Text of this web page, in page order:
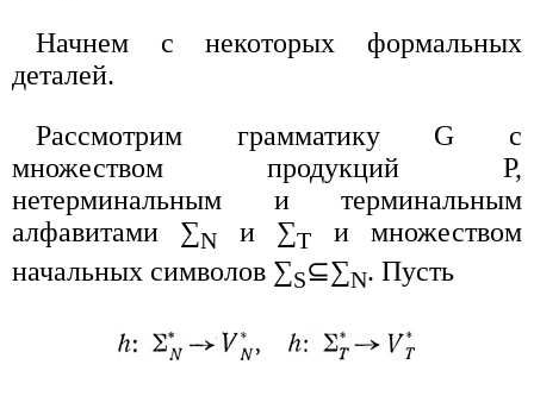
Начнем с некоторых формальных
деталей.
Рассмотрим грамматику G с
множеством продукций P,
нетерминальным и терминальным
алфавитами ∑N и ∑T
и множеством
начальных символов ∑S⊆∑N. Пусть